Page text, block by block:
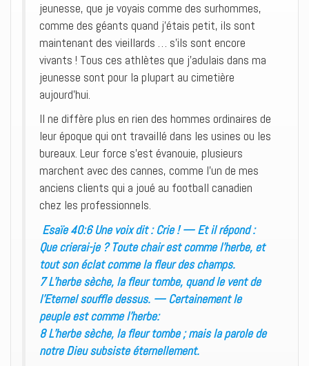
jeunesse, que je voyais comme des surhommes,
comme des géants quand j’étais petit, ils sont
maintenant des vieillards … s’ils sont encore
vivants ! Tous ces athlètes que j’adulais dans ma
jeunesse sont pour la plupart au cimetière
aujourd’hui.
Il ne diffère plus en rien des hommes ordinaires de
leur époque qui ont travaillé dans les usines ou les
bureaux. Leur force s’est évanouie, plusieurs
marchent avec des cannes, comme l’un de mes
anciens clients qui a joué au football canadien
chez les professionnels.
Esaïe 40:6 Une voix dit : Crie ! — Et il répond :
Que crierai-je ? Toute chair est comme l’herbe, et
tout son éclat comme la fleur des champs.
7 L’herbe sèche, la fleur tombe, quand le vent de
l’Eternel souffle dessus. — Certainement le
peuple est comme l’herbe:
8 L’herbe sèche, la fleur tombe ; mais la parole de
notre Dieu subsiste éternellement.